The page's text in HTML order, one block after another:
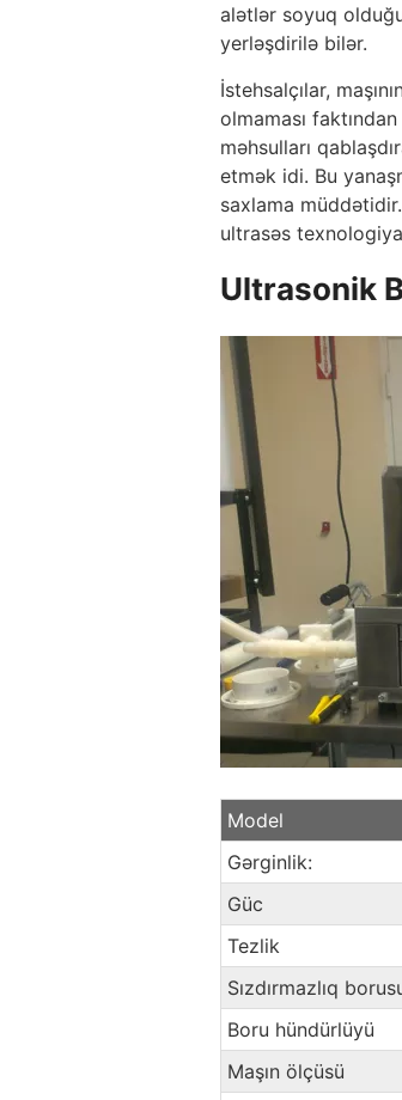
alətlər soyuq
yerləşdirilə bilər.
İstehsalçılar,
olmaması
məhsulları
etmək idi. Bu
saxlama
ultrasəs
Ultrasonik
Model
Gərginlik:
Güc
Tezlik
Sızdırmazlıq
Boru hündürlüyü
Maşın ölçüsü